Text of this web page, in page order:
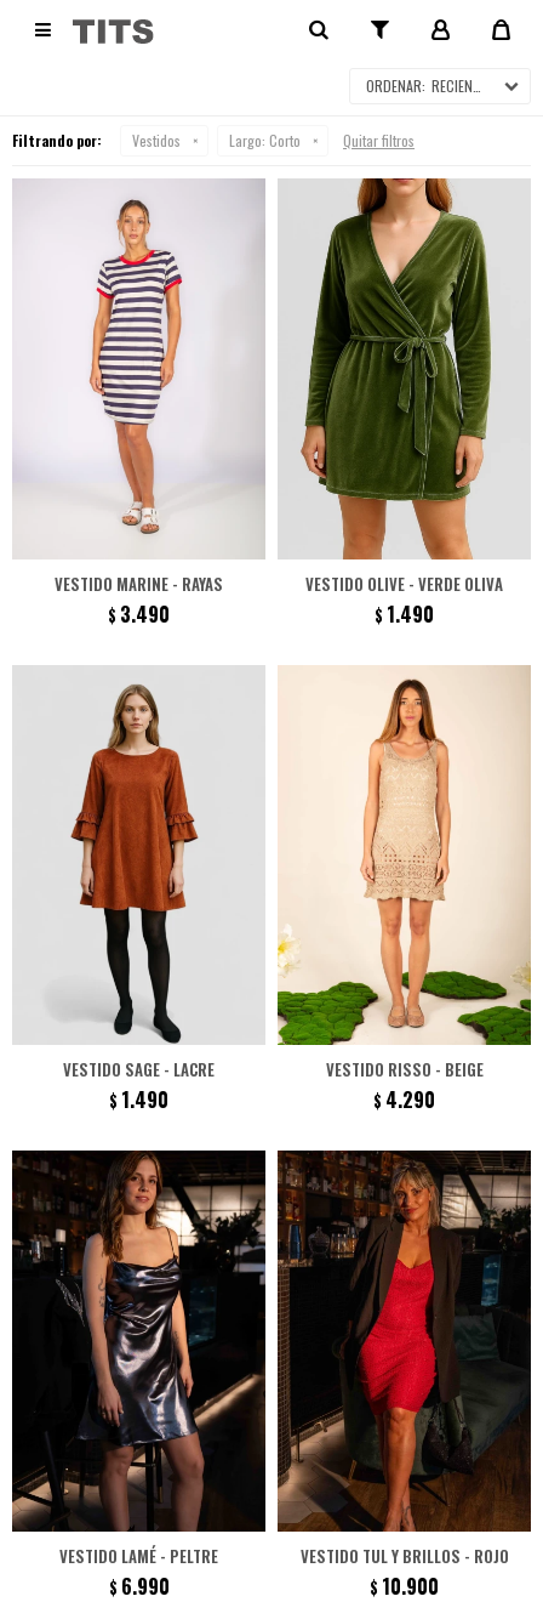
 VESTIDOS
RECIENTES
Filtrando por: Vestidos Largo: Corto Quitar filtros
VESTIDO MARINE - RAYAS
$ 3.490
VESTIDO OLIVE - VERDE OLIVA
$ 1.490
VESTIDO SAGE - LACRE
$ 1.490
VESTIDO RISSO - BEIGE
$ 4.290
VESTIDO LAMÉ - PELTRE
$ 6.990
VESTIDO TUL Y BRILLOS - ROJO
$ 10.900